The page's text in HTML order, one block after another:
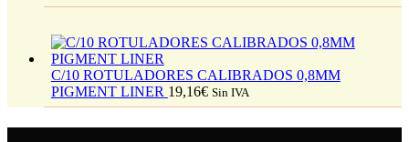
C/10 ROTULADORES CALIBRADOS 0,8MM
PIGMENT LINER 19,16€ Sin IVA